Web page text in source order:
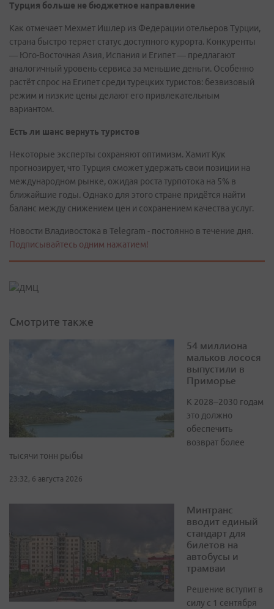
Турция больше не бюджетное направление
Как отмечает Мехмет Ишлер из Федерации отельеров Турции,
страна быстро теряет статус доступного курорта. Конкуренты
— Юго-Восточная Азия, Испания и Египет — предлагают
аналогичный уровень сервиса за меньшие деньги. Особенно
растёт спрос на Египет среди турецких туристов: безвизовый
режим и низкие цены делают его привлекательным
вариантом.
Есть ли шанс вернуть туристов
Некоторые эксперты сохраняют оптимизм. Хамит Кук
прогнозирует, что Турция сможет удержать свои позиции на
международном рынке, ожидая роста турпотока на 5% в
ближайшие годы. Однако для этого стране придётся найти
баланс между снижением цен и сохранением качества услуг.
Новости Владивостока в Telegram - постоянно в течение дня.
Подписывайтесь одним нажатием!
Смотрите также
54 миллиона
мальков лосося
выпустили в
Приморье
К 2028–2030 годам
это должно
обеспечить
возврат более
тысячи тонн рыбы
23:32, 6 августа 2026
Минтранс
вводит единый
стандарт для
билетов на
автобусы и
трамваи
Решение вступит в
силу с 1 сентября